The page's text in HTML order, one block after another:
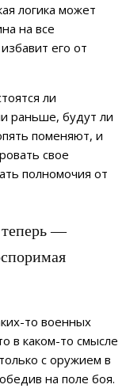
логика может
на все
его от
ли
раньше, будут ли
поменяют, и
свое
полномочия от
теперь —
то военных
в каком-то смысле
с оружием в
на поле боя.